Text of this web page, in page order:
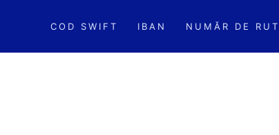
COD SWIFT IBAN NUMĂR DE